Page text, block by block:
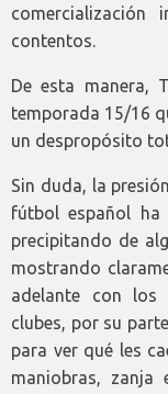
comercialización
contentos.
De esta manera,
temporada 15/16
un despropósito
Sin duda, la
fútbol español
precipitando de
mostrando
adelante con los
clubes, por su
para ver qué les
maniobras,